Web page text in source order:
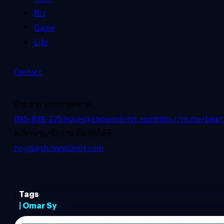
Biz
Game
Life
Contact
ฝ่ายขาย และการตลาด
085-848-2253sales@shownolimit.comhttp://m.me/
สมัครงาน/ฝึกงาน ติดต่อได้ที่
hr-ga@shownolimit.com
Tags
| Omar Sy